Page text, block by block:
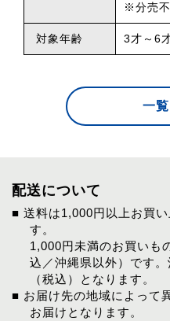
※分売
対象年齢 3才～6
一
配送について
■ 送料は1,000円以上お買
す。
1,000円未満のお買いも
込／沖縄県以外）です
（税込）となります。
■ お届け先の地域によって
お届けとなります。